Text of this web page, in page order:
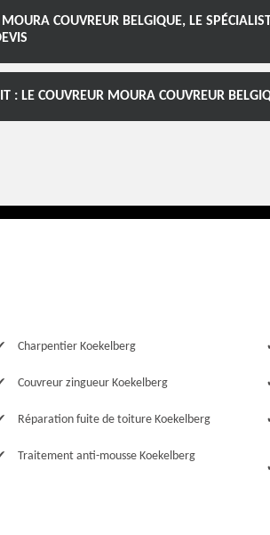
COUVREUR BELGIQUE, LE
: LE COUVREUR MOURA COUVREUR
Charpentier Koekelberg
Couvreur zingueur Koekelberg
Réparation fuite de toiture Koekelberg
Traitement anti-mousse Koekelberg